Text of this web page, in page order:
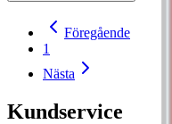
Föregående
1
Nästa
Kundservice